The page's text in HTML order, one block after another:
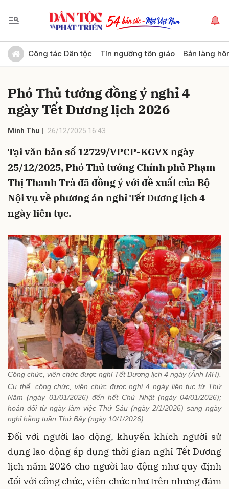
Công tác Dân tộc Tín ngưỡng tôn giáo Bản làng
Phó Thủ tướng đồng ý nghỉ 4
ngày Tết Dương lịch 2026
Minh Thu 26/12/2025 16:43
Tại văn bản số 12729/VPCP-KGVX ngày
25/12/2025, Phó Thủ tướng Chính phủ Phạm
Thị Thanh Trà đã đồng ý với đề xuất của Bộ
Nội vụ về phương án nghỉ Tết Dương lịch 4
ngày liên tục.
Công chức, viên chức được nghỉ Tết Dương lịch 4 ngày (Ảnh MH).
Cụ thể, công chức, viên chức được nghỉ 4 ngày liên tục từ Thứ
Năm (ngày 01/01/2026) đến hết Chủ Nhật (ngày 04/01/2026);
hoán đổi từ ngày làm việc Thứ Sáu (ngày 2/1/2026) sang ngày
nghỉ hằng tuần Thứ Bảy (ngày 10/1/2026).
Đối với người lao động, khuyến khích người sử
dụng lao động áp dụng thời gian nghỉ Tết Dương
lịch năm 2026 cho người lao động như quy định
đối với công chức, viên chức như trên nhưng đảm
Gửi bình luận
Hủy